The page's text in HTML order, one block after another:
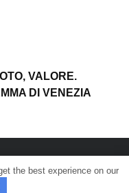
VALORE.
DI VENEZIA
the best experience on our